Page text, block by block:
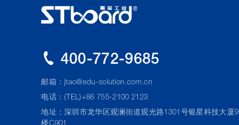
400-772-9685
邮箱： jtao@edu-solution.com.cn
电话：(TEL)+86 755-2100 2123
地址：深圳市龙华区观澜街道观光路1301号银星科技大厦9